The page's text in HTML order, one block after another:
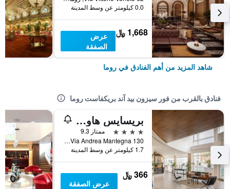
0.0 كيلومتر عن وسط المدينة
1,668 ﷼
عرض
الصفقة
شاهد المزيد من أهم الفنادق في روما
فنادق بالقرب من فور سيزون بيد آند بريكفاست روما
بريسايس هاوس مانتينيا روما
4 نجوم
ممتاز 9.3
Via Andrea Mantegna 130, روما, إيطاليا
1.7 كيلومتر عن وسط المدينة
366 ﷼
عرض الصفقة